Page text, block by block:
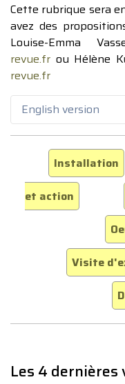
Cette rubrique sera
avez des
Louise-Emma
revue.fr ou Hélène
revue.fr
English version
Installation
et action
Visite
Les 4